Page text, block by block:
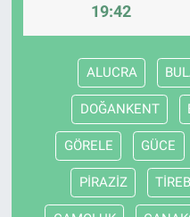
19:42
ALUCRA
DOĞANKENT
GÖRELE GÜCE
PİRAZİZ